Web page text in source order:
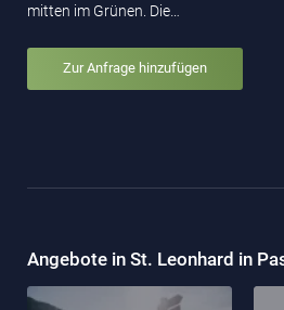
mitten im Grünen. Die…
Zur Anfrage hinzufügen
Angebote in St. Leonhard in